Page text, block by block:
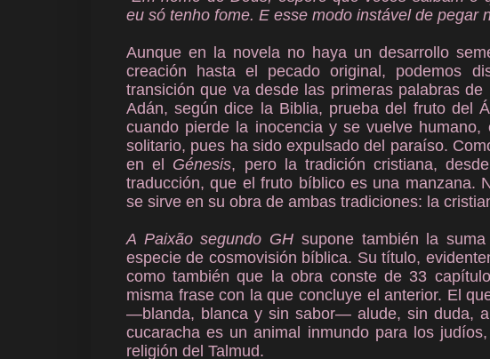
eu só tenho fome. E esse modo instável de pegar
Aunque en la novela no haya un desarrollo
creación hasta el pecado original, podemos
transición que va desde las primeras palabras
Adán, según dice la Biblia, prueba del fruto del
cuando pierde la inocencia y se vuelve
solitario, pues ha sido expulsado del paraíso.
en el Génesis, pero la tradición cristiana,
traducción, que el fruto bíblico es una manzana.
se sirve en su obra de ambas tradiciones: la
A Paixão segundo GH supone también la
especie de cosmovisión bíblica. Su título,
como también que la obra conste de 33
misma frase con la que concluye el anterior. El
—blanda, blanca y sin sabor— alude, sin duda,
cucaracha es un animal inmundo para los
religión del Talmud.